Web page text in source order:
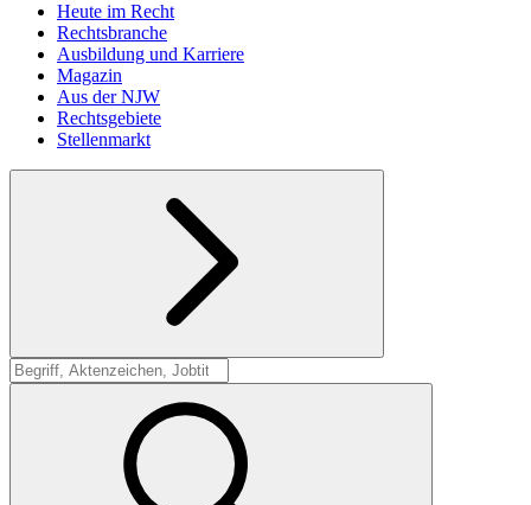
Heute im Recht
Rechtsbranche
Ausbildung und Karriere
Magazin
Aus der NJW
Rechtsgebiete
Stellenmarkt
Suche